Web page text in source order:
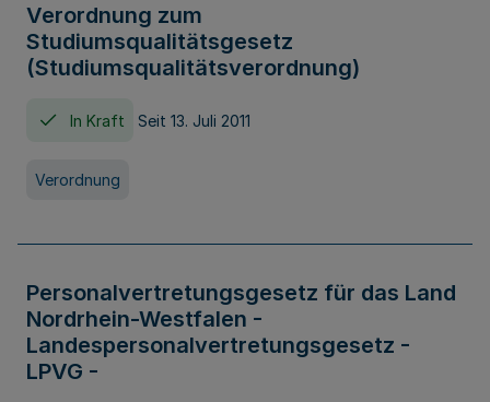
Verordnung zum
Studiumsqualitätsgesetz
(Studiumsqualitätsverordnung)
In Kraft Seit 13. Juli 2011
Verordnung
Personalvertretungsgesetz für das Land
Nordrhein-Westfalen -
Landespersonalvertretungsgesetz -
LPVG -